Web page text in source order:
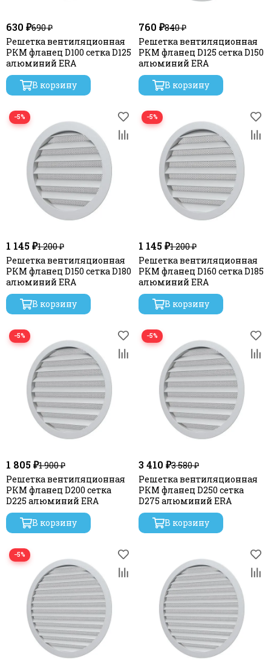
630 ₽690 ₽
Решетка вентиляционная
РКМ фланец D100 сетка D125
алюминий ERA
В корзину
760 ₽840 ₽
Решетка вентиляционная
РКМ фланец D125 сетка D150
алюминий ERA
В корзину
−5%
1 145 ₽1 200 ₽
Решетка вентиляционная
РКМ фланец D150 сетка D180
алюминий ERA
В корзину
−5%
1 145 ₽1 200 ₽
Решетка вентиляционная
РКМ фланец D160 сетка D185
алюминий ERA
В корзину
−5%
1 805 ₽1 900 ₽
Решетка вентиляционная
РКМ фланец D200 сетка
D225 алюминий ERA
В корзину
−5%
3 410 ₽3 580 ₽
Решетка вентиляционная
РКМ фланец D250 сетка
D275 алюминий ERA
В корзину
−5%